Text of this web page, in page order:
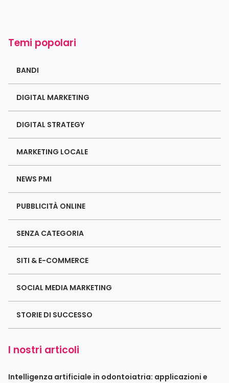
Temi popolari
BANDI
DIGITAL MARKETING
DIGITAL STRATEGY
MARKETING LOCALE
NEWS PMI
PUBBLICITÀ ONLINE
SENZA CATEGORIA
SITI & E-COMMERCE
SOCIAL MEDIA MARKETING
STORIE DI SUCCESSO
I nostri articoli
Intelligenza artificiale in odontoiatria: applicazioni e